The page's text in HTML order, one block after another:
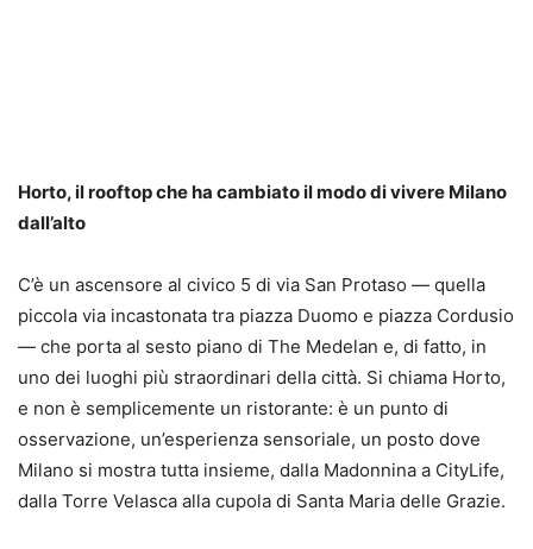
Horto, il rooftop che ha cambiato il modo di vivere Milano
dall’alto
C’è un ascensore al civico 5 di via San Protaso — quella
piccola via incastonata tra piazza Duomo e piazza Cordusio
— che porta al sesto piano di The Medelan e, di fatto, in
uno dei luoghi più straordinari della città. Si chiama Horto,
e non è semplicemente un ristorante: è un punto di
osservazione, un’esperienza sensoriale, un posto dove
Milano si mostra tutta insieme, dalla Madonnina a CityLife,
dalla Torre Velasca alla cupola di Santa Maria delle Grazie.